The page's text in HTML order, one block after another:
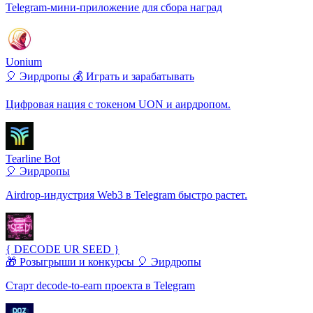
Telegram-мини-приложение для сбора наград
Uonium
🎈 Эирдропы 💰 Играть и зарабатывать
Цифровая нация с токеном UON и аирдропом.
Tearline Bot
🎈 Эирдропы
Airdrop-индустрия Web3 в Telegram быстро растет.
{ DECODE UR SEED }
🎁 Розыгрыши и конкурсы 🎈 Эирдропы
Старт decode-to-earn проекта в Telegram